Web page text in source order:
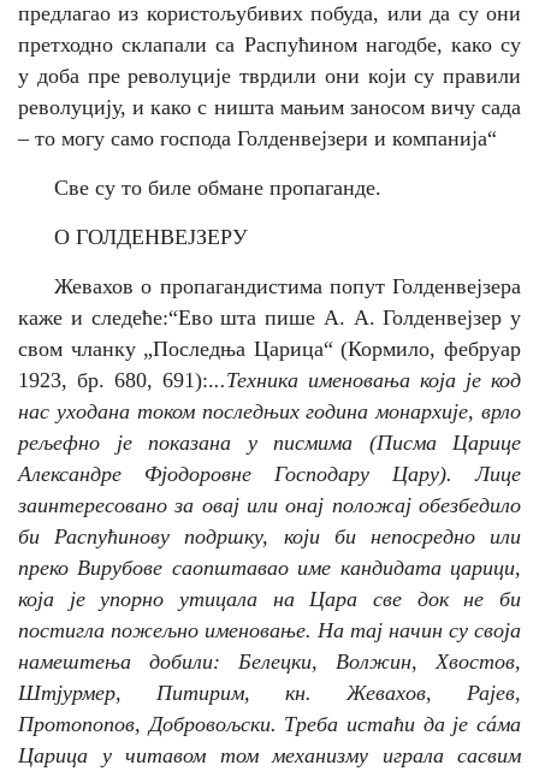
предлагао из користољубивих побуда, или да су они
претходно склапали са Распућином нагодбе, како су
у доба пре револуције тврдили они који су правили
револуцију, и како с ништа мањим заносом вичу сада
– то могу само господа Голденвејзери и компанија“
Све су то биле обмане пропаганде.
О ГОЛДЕНВЕЈЗЕРУ
Жевахов о пропагандистима попут Голденвејзера
каже и следеће:“Ево шта пише А. А. Голденвејзер у
свом чланку „Последња Царица“ (Кормило, фебруар
1923, бр. 680, 691):...Техника именовања која је код
нас уходана током последњих година монархије, врло
рељефно је показана у писмима (Писма Царице
Александре Фјодоровне Господару Цару). Лице
заинтересовано за овај или онај положај обезбедило
би Распућинову подршку, који би непосредно или
преко Вирубове саопштавао име кандидата царици,
која је упорно утицала на Цара све док не би
постигла пожељно именовање. На тај начин су своја
намештења добили: Белецки, Волжин, Хвостов,
Штјурмер, Питирим, кн. Жевахов, Рајев,
Протопопов, Добровољски. Треба истаћи да је сáма
Царица у читавом том механизму играла сасвим